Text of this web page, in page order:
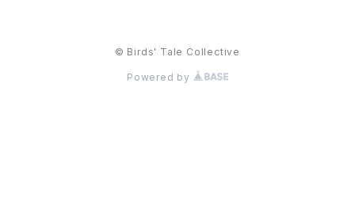
© Birds' Tale Collective
Powered by